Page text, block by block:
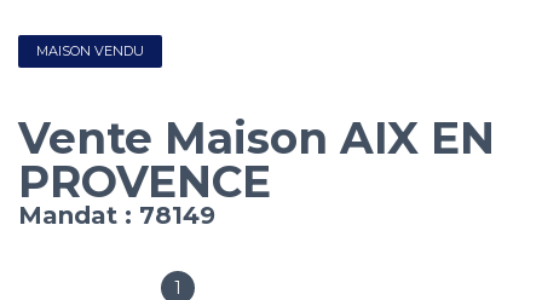
MAISON VENDU
Vente Maison AIX EN
PROVENCE
Mandat : 78149
1